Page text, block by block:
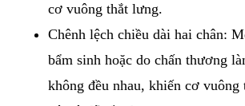
cơ vuông thắt lưng.
Chênh lệch chiều dài hai chân:
bẩm sinh hoặc do chấn thương
không đều nhau, khiến cơ